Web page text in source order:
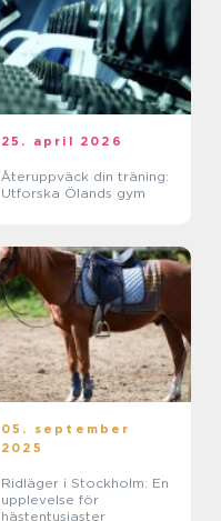
25. april 2026
Återuppväck din träning:
Utforska Ölands gym
05. september
2025
Ridläger i Stockholm: En
upplevelse för
hästentusiaster